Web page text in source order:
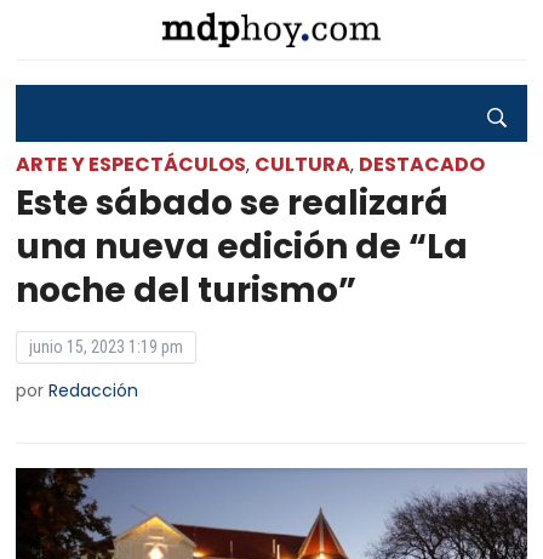
ARTE Y ESPECTÁCULOS, CULTURA, DESTACADO
Este sábado se realizará
una nueva edición de “La
noche del turismo”
junio 15, 2023 1:19 pm
porRedacción